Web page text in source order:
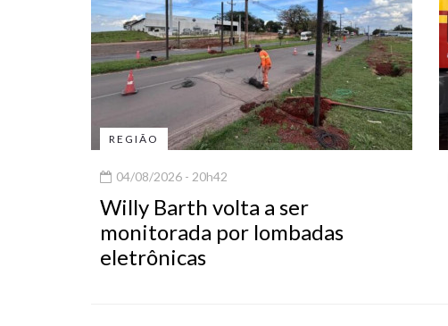
REGIÃO
04/08/2026 - 20h42
Willy Barth volta a ser
monitorada por lombadas
eletrônicas